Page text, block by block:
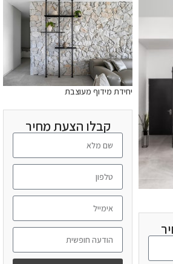
יחידת מידוף מעוצבת
קבלו הצעת מחיר